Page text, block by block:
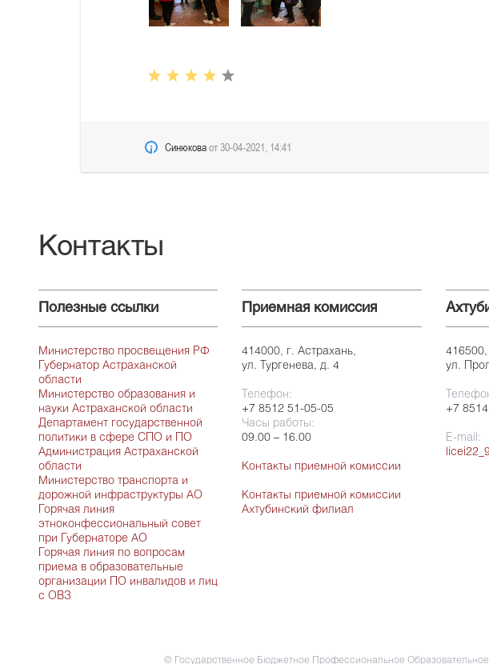
Синюковаот30-04-2021, 14:41
Контакты
Полезные ссылки
Министерство просвещения РФ
Губернатор Астраханской
области
Министерство образования и
науки Астраханской области
Департамент государственной
политики в сфере СПО и ПО
Администрация Астраханской
области
Министерство транспорта и
дорожной инфраструктуры АО
Горячая линия
этноконфессиональный совет
при Губернаторе АО
Горячая линия по вопросам
приема в образовательные
организации ПО инвалидов и лиц
с ОВЗ
Приемная комиссия
414000, г. Астрахань,
ул. Тургенева, д. 4
Телефон:
+7 8512 51-05-05
Часы работы:
09.00 – 16.00
Контакты приемной комиссии
Контакты приемной комиссии
Ахтубинский филиал
416500,
ул.
+7
E-mail:
© Государственное Бюджетное Профессиональное